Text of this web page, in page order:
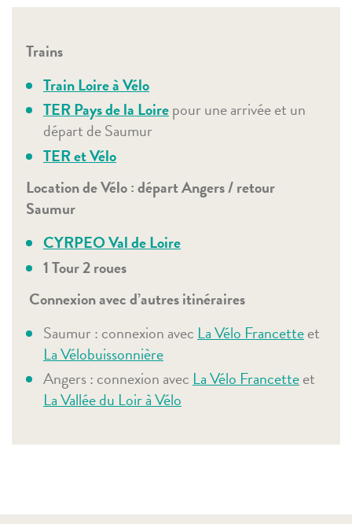
Trains
Train Loire à Vélo
TER Pays de la Loirepour une arrivée et un
départ de Saumur
TER et Vélo
Location de Vélo : départ Angers / retour
Saumur
CYRPEO Val de Loire
1 Tour 2 roues
Connexion avec d’autres itinéraires
Saumur : connexion avec La Vélo Francetteet
La Vélobuissonnière
Angers : connexion avecLa Vélo Francetteet
La Vallée du Loir à Vélo